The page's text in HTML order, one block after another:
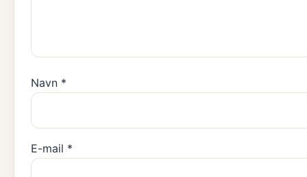
Navn *
E-mail *